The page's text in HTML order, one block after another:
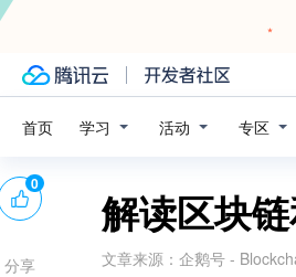
首页 学习 活动 专区
解读区块
文章来源： 企鹅号 -
0
分享